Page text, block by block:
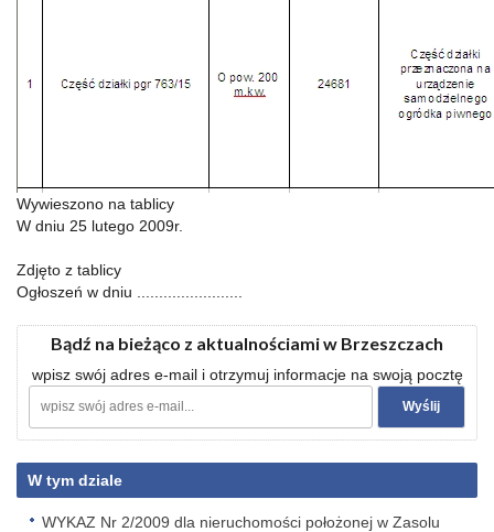
Wywieszono na tablicy
W dniu 25 lutego 2009r.
Zdjęto z tablicy
Ogłoszeń w dniu ........................
Bądź na bieżąco z aktualnościami w Brzeszczach
wpisz swój adres e-mail i otrzymuj informacje na swoją pocztę
W tym dziale
WYKAZ Nr 2/2009 dla nieruchomości położonej w Zasolu